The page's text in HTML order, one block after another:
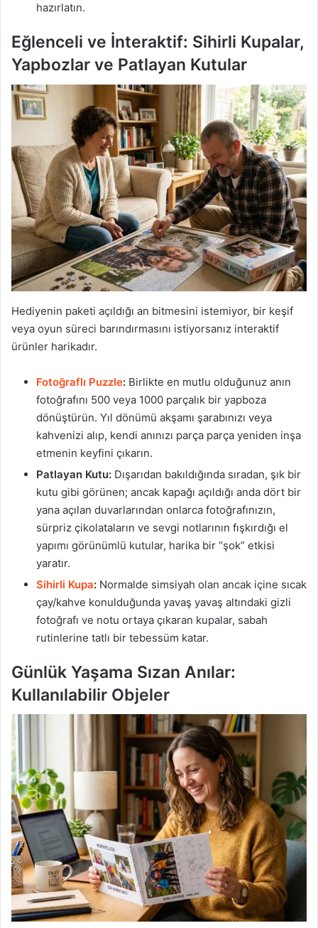
hazırlatın.
Eğlenceli ve İnteraktif: Sihirli Kupalar,
Yapbozlar ve Patlayan Kutular
Hediyenin paketi açıldığı an bitmesini istemiyor, bir keşif
veya oyun süreci barındırmasını istiyorsanız interaktif
ürünler harikadır.
Fotoğraflı Puzzle: Birlikte en mutlu olduğunuz anın
fotoğrafını 500 veya 1000 parçalık bir yapboza
dönüştürün. Yıl dönümü akşamı şarabınızı veya
kahvenizi alıp, kendi anınızı parça parça yeniden inşa
etmenin keyfini çıkarın.
Patlayan Kutu: Dışarıdan bakıldığında sıradan, şık bir
kutu gibi görünen; ancak kapağı açıldığı anda dört bir
yana açılan duvarlarından onlarca fotoğrafınızın,
sürpriz çikolataların ve sevgi notlarının fışkırdığı el
yapımı görünümlü kutular, harika bir “şok” etkisi
yaratır.
Sihirli Kupa: Normalde simsiyah olan ancak içine sıcak
çay/kahve konulduğunda yavaş yavaş altındaki gizli
fotoğrafı ve notu ortaya çıkaran kupalar, sabah
rutinlerine tatlı bir tebessüm katar.
Günlük Yaşama Sızan Anılar:
Kullanılabilir Objeler